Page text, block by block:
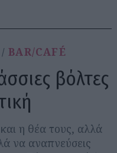
BAR/CAFÉ
βόλτες
η θέα τους, αλλά
να αναπνεύσεις